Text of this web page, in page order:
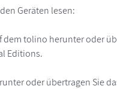
Geräten lesen:
dem tolino herunter oder
Editions.
oder übertragen Sie